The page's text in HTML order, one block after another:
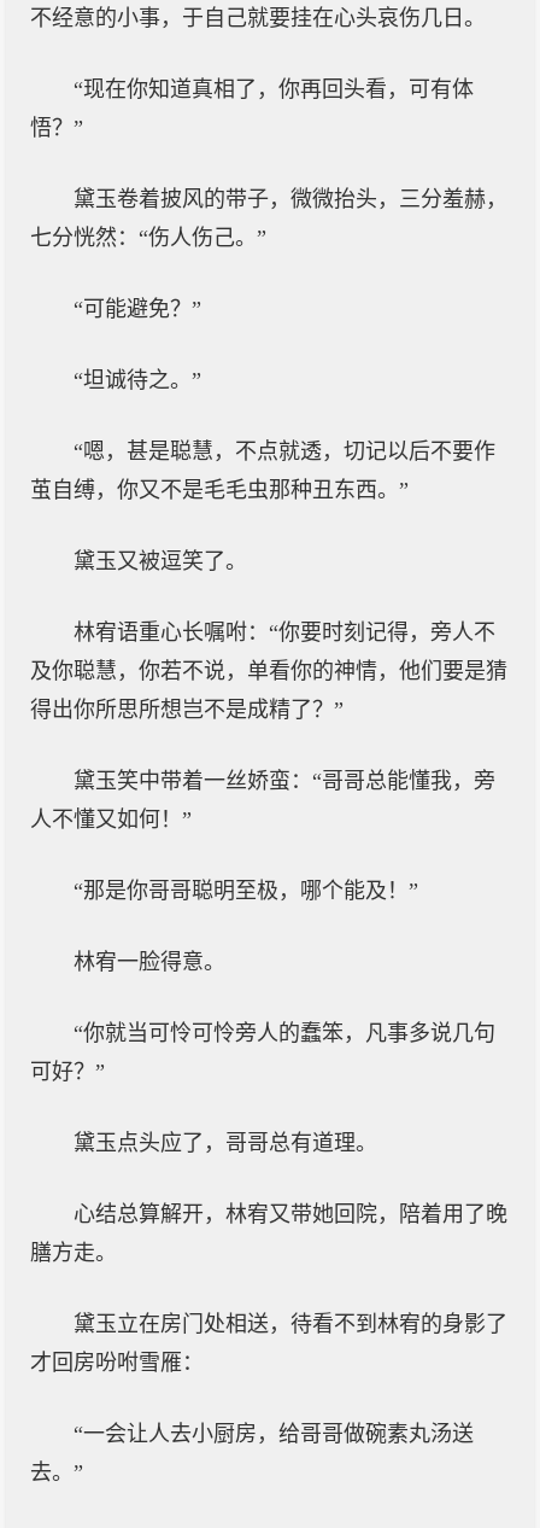
不经意的小事，于自己就要挂在心头哀伤几日。
“现在你知道真相了，你再回头看，可有体
悟？”
黛玉卷着披风的带子，微微抬头，三分羞赫，
七分恍然：“伤人伤己。”
“可能避免？”
“坦诚待之。”
“嗯，甚是聪慧，不点就透，切记以后不要作
茧自缚，你又不是毛毛虫那种丑东西。”
黛玉又被逗笑了。
林宥语重心长嘱咐：“你要时刻记得，旁人不
及你聪慧，你若不说，单看你的神情，他们要是猜
得出你所思所想岂不是成精了？”
黛玉笑中带着一丝娇蛮：“哥哥总能懂我，旁
人不懂又如何！”
“那是你哥哥聪明至极，哪个能及！”
林宥一脸得意。
“你就当可怜可怜旁人的蠢笨，凡事多说几句
可好？”
黛玉点头应了，哥哥总有道理。
心结总算解开，林宥又带她回院，陪着用了晚
膳方走。
黛玉立在房门处相送，待看不到林宥的身影了
才回房吩咐雪雁：
“一会让人去小厨房，给哥哥做碗素丸汤送
去。”